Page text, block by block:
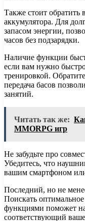
Также стоит обратить
аккумулятора. Для
запасом энергии,
часов без подзарядки.
Наличие функции
если вам нужно
тренировкой.
передача басов
занятий.
Читать так же:
MMORPG игр
Не забудьте про
Убедитесь, что
вашим смартфоном
Последний, но не
Поискать
функциями поможет
соответствующий